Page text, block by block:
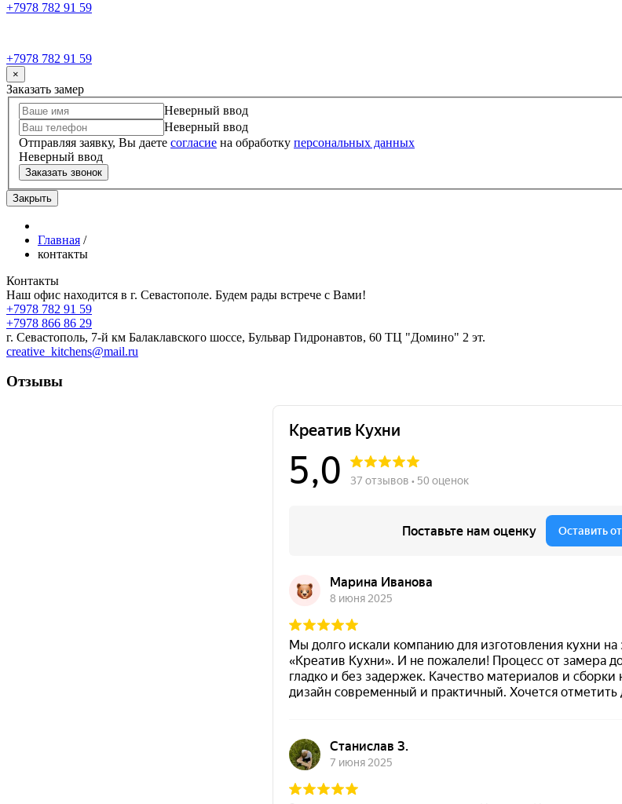
+7978 782 91 59
+7978 782 91 59
×
Заказать замер
Неверный ввод
Неверный ввод
Отправляя заявку, Вы даете согласие на обработку персональных данных
Неверный ввод
Заказать звонок
Закрыть
Главная /
контакты
Контакты
Наш офис находится в г. Севастополе. Будем рады встрече с Вами!
+7978 782 91 59
+7978 866 86 29
г. Севастополь, 7-й км Балаклавского шоссе, Бульвар Гидронавтов, 60 ТЦ "Домино" 2 эт.
creative_kitchens@mail.ru
Отзывы